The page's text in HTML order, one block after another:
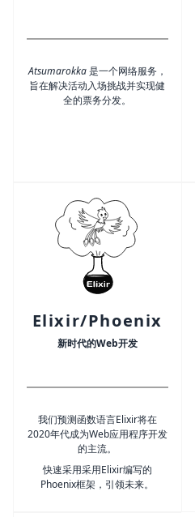
Atsumarokka是一个网络服务，
旨在解决活动入场挑战并实现健
全的票务分发。
Elixir/Phoenix
新时代的Web开发
我们预测函数语言Elixir将在
2020年代成为Web应用程序开发
的主流。
快速采用采用Elixir编写的
Phoenix框架，引领未来。